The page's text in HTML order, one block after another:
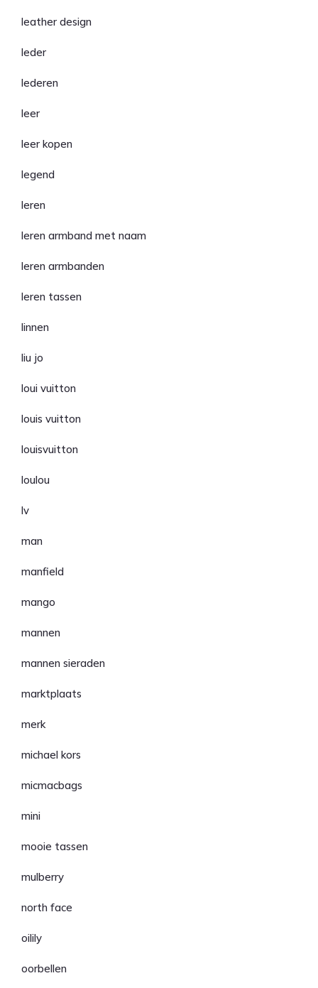
leather design
leder
lederen
leer
leer kopen
legend
leren
leren armband met naam
leren armbanden
leren tassen
linnen
liu jo
loui vuitton
louis vuitton
louisvuitton
loulou
lv
man
manfield
mango
mannen
mannen sieraden
marktplaats
merk
michael kors
micmacbags
mini
mooie tassen
mulberry
north face
oilily
oorbellen